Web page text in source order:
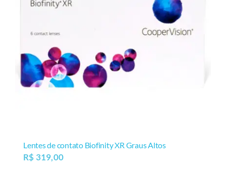
Lentes de contato Biofinity XR Graus Altos
R$ 319,00